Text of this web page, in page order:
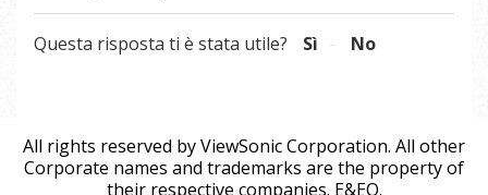
Questa risposta ti è stata utile? Sì No
All rights reserved by ViewSonic Corporation. All other
Corporate names and trademarks are the property of
their respective companies. E&EO.